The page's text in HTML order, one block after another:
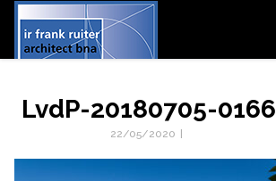
LvdP-20180705-0166
22/05/2020